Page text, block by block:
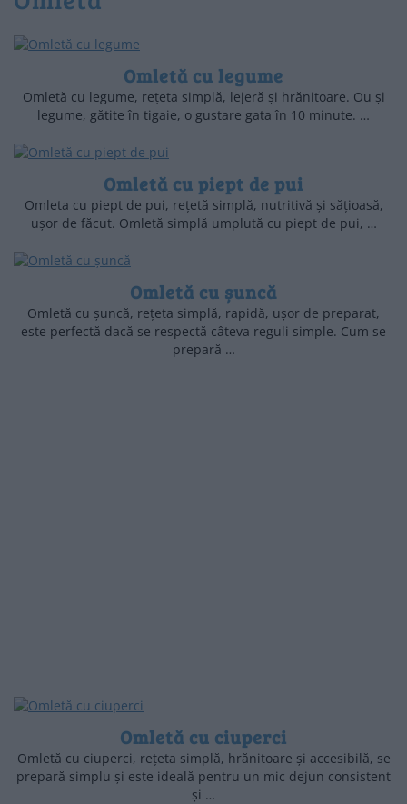
Omletă cu legume
Omletă cu legume, rețeta simplă, lejeră și hrănitoare. Ou și
legume, gătite în tigaie, o gustare gata în 10 minute. …
Omletă cu piept de pui
Omleta cu piept de pui, rețetă simplă, nutritivă și sățioasă,
ușor de făcut. Omletă simplă umplută cu piept de pui, …
Omletă cu șuncă
Omletă cu șuncă, rețeta simplă, rapidă, ușor de preparat,
este perfectă dacă se respectă câteva reguli simple. Cum se
prepară …
Omletă cu ciuperci
Omletă cu ciuperci, rețeta simplă, hrănitoare și accesibilă, se
prepară simplu și este ideală pentru un mic dejun consistent
și …